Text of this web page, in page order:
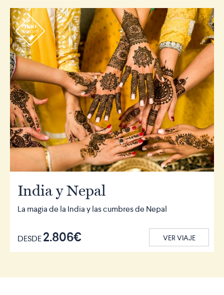
r
India y Nepal
La magia de la India y las cumbres de Nepal
DESDE2.806€ VER VIAJE